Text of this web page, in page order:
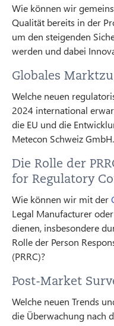
Wie können wir
Qualität bereits in der
um den steigenden
werden und dabei
Globales
Welche neuen
2024 international
die EU und die
Metecon Schweiz GmbH.
Die Rolle der
for Regulatory
Wie können wir mit der
Legal Manufacturer
dienen, insbesondere
Rolle der Person
(PRRC)?
Post-Market
Welche neuen Trends
die Überwachung nach